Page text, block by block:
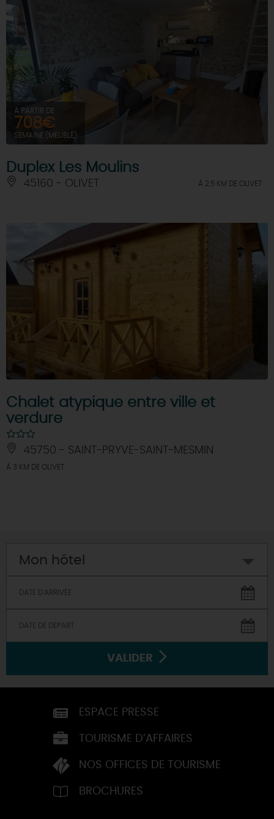
À PARTIR DE
708€
SEMAINE (MEUBLÉ)
Duplex Les Moulins
45160 - OLIVET À 2.5 KM DE OLIVET
Chalet atypique entre ville et
verdure
45750 - SAINT-PRYVE-SAINT-MESMIN
À 3 KM DE OLIVET
Mon hôtel
VALIDER
ESPACE PRESSE
TOURISME D’AFFAIRES
NOS OFFICES DE TOURISME
BROCHURES